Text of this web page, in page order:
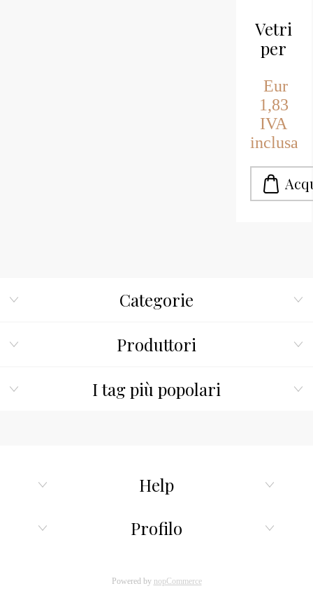
Vetri
per
scuri
Eur
1,83
IVA
inclusa
Categorie
Produttori
I tag più popolari
Help
Profilo
Powered by nopCommerce